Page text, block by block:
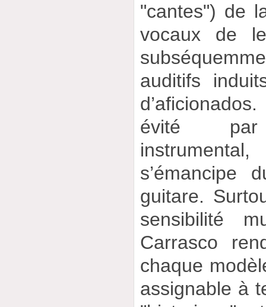
"cantes") de
vocaux de
auditifs
évité par
s’émancipe
guitare.
sensibilité
Carrasco
chaque
assignable à